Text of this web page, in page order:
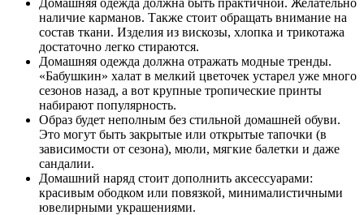
наличие карманов. Также стоит обращать внимание на
состав ткани. Изделия из вискозы, хлопка и трикотажа
достаточно легко стираются.
Домашняя одежда должна отражать модные тренды.
«Бабушкин» халат в мелкий цветочек устарел уже много
сезонов назад, а вот крупные тропические принты
набирают популярность.
Образ будет неполным без стильной домашней обуви.
Это могут быть закрытые или открытые тапочки (в
зависимости от сезона), мюли, мягкие балетки и даже
сандалии.
Домашний наряд стоит дополнить аксессуарами:
красивым ободком или повязкой, минималистичными
ювелирными украшениями.